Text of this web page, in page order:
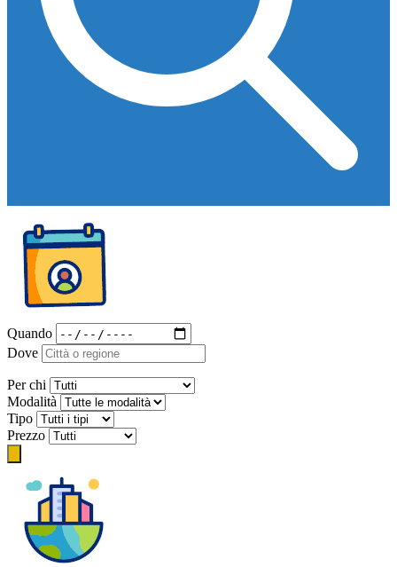
Quando
Dove
Per chi
Modalità
Tipo
Prezzo